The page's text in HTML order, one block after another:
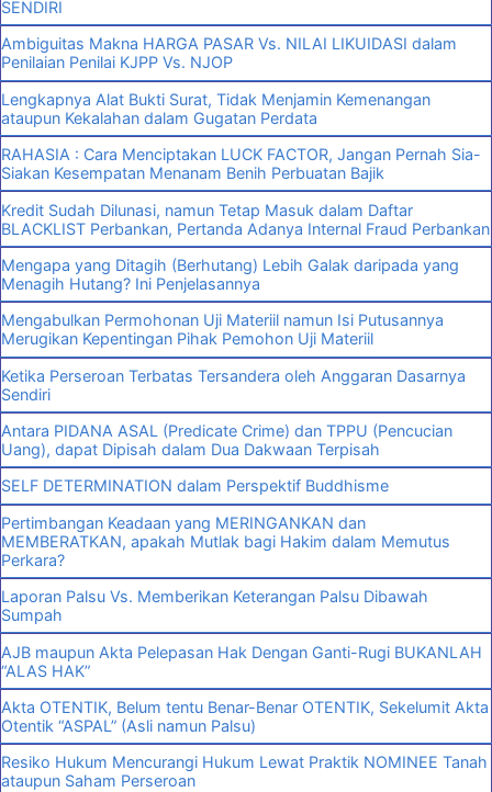
SENDIRI
Ambiguitas Makna HARGA PASAR Vs. NILAI LIKUIDASI dalam
Penilaian Penilai KJPP Vs. NJOP
Lengkapnya Alat Bukti Surat, Tidak Menjamin Kemenangan
ataupun Kekalahan dalam Gugatan Perdata
RAHASIA : Cara Menciptakan LUCK FACTOR, Jangan Pernah Sia-
Siakan Kesempatan Menanam Benih Perbuatan Bajik
Kredit Sudah Dilunasi, namun Tetap Masuk dalam Daftar
BLACKLIST Perbankan, Pertanda Adanya Internal Fraud Perbankan
Mengapa yang Ditagih (Berhutang) Lebih Galak daripada yang
Menagih Hutang? Ini Penjelasannya
Mengabulkan Permohonan Uji Materiil namun Isi Putusannya
Merugikan Kepentingan Pihak Pemohon Uji Materiil
Ketika Perseroan Terbatas Tersandera oleh Anggaran Dasarnya
Sendiri
Antara PIDANA ASAL (Predicate Crime) dan TPPU (Pencucian
Uang), dapat Dipisah dalam Dua Dakwaan Terpisah
SELF DETERMINATION dalam Perspektif Buddhisme
Pertimbangan Keadaan yang MERINGANKAN dan
MEMBERATKAN, apakah Mutlak bagi Hakim dalam Memutus
Perkara?
Laporan Palsu Vs. Memberikan Keterangan Palsu Dibawah
Sumpah
AJB maupun Akta Pelepasan Hak Dengan Ganti-Rugi BUKANLAH
“ALAS HAK”
Akta OTENTIK, Belum tentu Benar-Benar OTENTIK, Sekelumit Akta
Otentik “ASPAL” (Asli namun Palsu)
Resiko Hukum Mencurangi Hukum Lewat Praktik NOMINEE Tanah
ataupun Saham Perseroan